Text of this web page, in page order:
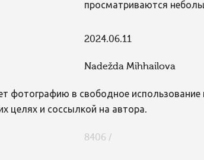
просматриваются
2024.06.11
Nadežda Mihhailova
фотографию в свободное
целях и соссылкой на автора.
8406 /